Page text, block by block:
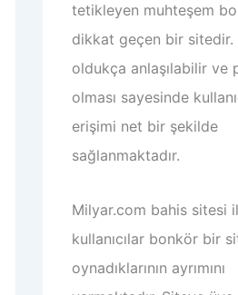
tetikleyen muhteşem
dikkat geçen bir sitedir.
oldukça anlaşılabilir ve
olması sayesinde
erişimi net bir şekilde
sağlanmaktadır.
Milyar.com bahis sitesi
kullanıcılar bonkör bir
oynadıklarının ayrımını